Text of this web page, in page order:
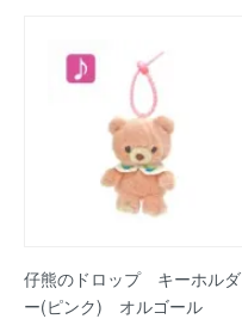
仔熊のドロップ キーホルダ
ー(ピンク) オルゴール